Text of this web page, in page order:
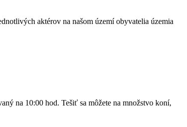
aktérov na našom území obyvatelia územia
na 10:00 hod. Tešiť sa môžete na množstvo koní,